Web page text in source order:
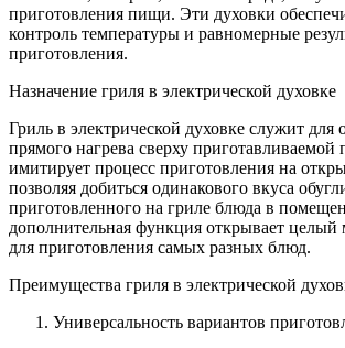
приготовления пищи. Эти духовки
контроль температуры и равномерные
приготовления.
Назначение гриля в электрической духовке
Гриль в электрической духовке служит для
прямого нагрева сверху
имитирует процесс приготовления на
позволяя добиться одинакового вкуса
приготовленного на гриле блюда в
дополнительная функция открывает целый
для приготовления самых разных блюд.
Преимущества гриля в электрической
Универсальность вариантов